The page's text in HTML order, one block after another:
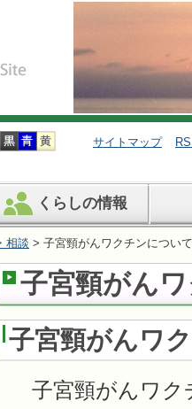
サイトマップ
くらしの情報
相談 > 子宮頸がんワクチンについて
子宮頸がん
子宮頸がんワ
子宮頸がんワク